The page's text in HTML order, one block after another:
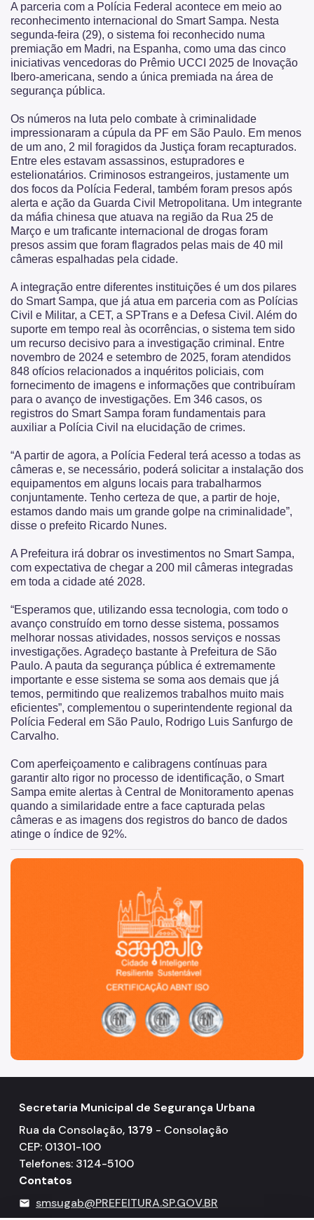
A parceria com a Polícia Federal acontece em meio ao
reconhecimento internacional do Smart Sampa. Nesta
segunda-feira (29), o sistema foi reconhecido numa
premiação em Madri, na Espanha, como uma das cinco
iniciativas vencedoras do Prêmio UCCI 2025 de Inovação
Ibero-americana, sendo a única premiada na área de
segurança pública.
Os números na luta pelo combate à criminalidade
impressionaram a cúpula da PF em São Paulo. Em menos
de um ano, 2 mil foragidos da Justiça foram recapturados.
Entre eles estavam assassinos, estupradores e
estelionatários. Criminosos estrangeiros, justamente um
dos focos da Polícia Federal, também foram presos após
alerta e ação da Guarda Civil Metropolitana. Um integrante
da máfia chinesa que atuava na região da Rua 25 de
Março e um traficante internacional de drogas foram
presos assim que foram flagrados pelas mais de 40 mil
câmeras espalhadas pela cidade.
A integração entre diferentes instituições é um dos pilares
do Smart Sampa, que já atua em parceria com as Polícias
Civil e Militar, a CET, a SPTrans e a Defesa Civil. Além do
suporte em tempo real às ocorrências, o sistema tem sido
um recurso decisivo para a investigação criminal. Entre
novembro de 2024 e setembro de 2025, foram atendidos
848 ofícios relacionados a inquéritos policiais, com
fornecimento de imagens e informações que contribuíram
para o avanço de investigações. Em 346 casos, os
registros do Smart Sampa foram fundamentais para
auxiliar a Polícia Civil na elucidação de crimes.
“A partir de agora, a Polícia Federal terá acesso a todas as
câmeras e, se necessário, poderá solicitar a instalação dos
equipamentos em alguns locais para trabalharmos
conjuntamente. Tenho certeza de que, a partir de hoje,
estamos dando mais um grande golpe na criminalidade”,
disse o prefeito Ricardo Nunes.
A Prefeitura irá dobrar os investimentos no Smart Sampa,
com expectativa de chegar a 200 mil câmeras integradas
em toda a cidade até 2028.
“Esperamos que, utilizando essa tecnologia, com todo o
avanço construído em torno desse sistema, possamos
melhorar nossas atividades, nossos serviços e nossas
investigações. Agradeço bastante à Prefeitura de São
Paulo. A pauta da segurança pública é extremamente
importante e esse sistema se soma aos demais que já
temos, permitindo que realizemos trabalhos muito mais
eficientes”, complementou o superintendente regional da
Polícia Federal em São Paulo, Rodrigo Luis Sanfurgo de
Carvalho.
Com aperfeiçoamento e calibragens contínuas para
garantir alto rigor no processo de identificação, o Smart
Sampa emite alertas à Central de Monitoramento apenas
quando a similaridade entre a face capturada pelas
câmeras e as imagens dos registros do banco de dados
atinge o índice de 92%.
São Paulo, cidade inteligente, resiliente e sustentável
Secretaria Municipal de Segurança Urbana
Rua da Consolação, 1379 - Consolação
CEP: 01301-100
Telefones: 3124-5100
Contatos
mail smsugab@PREFEITURA.SP.GOV.BR